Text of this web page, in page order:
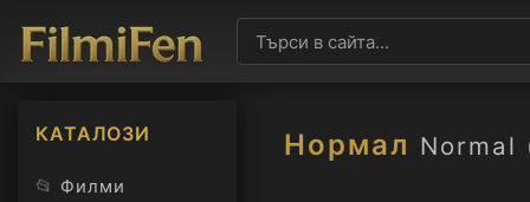
КАТАЛОЗИ
📂 Филми
Нормал Normal